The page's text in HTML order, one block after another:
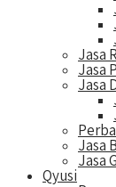
Jasa
Jasa
Jasa
Jasa
Jasa
Qyusi